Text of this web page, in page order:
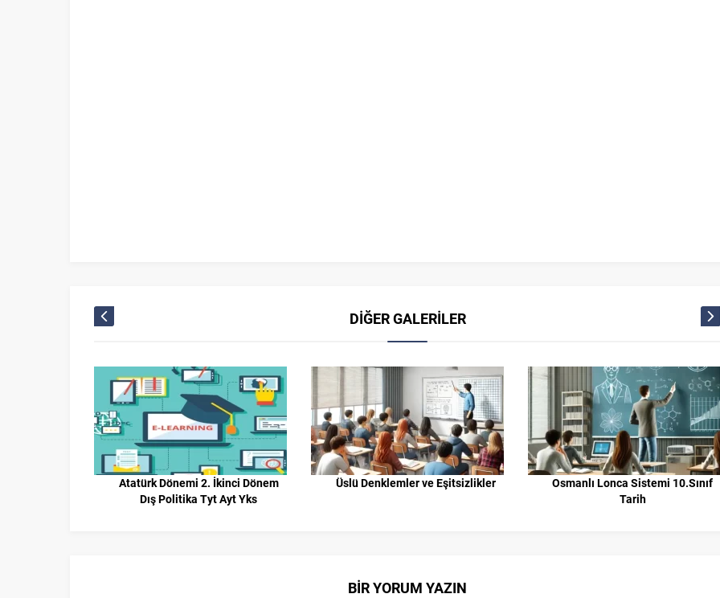
DİĞER GALERİLER
Atatürk Dönemi 2. İkinci Dönem
Dış Politika Tyt Ayt Yks
Üslü Denklemler ve Eşitsizlikler
Osmanlı Lonca Sistemi 10.Sınıf
Tarih
BİR YORUM YAZIN